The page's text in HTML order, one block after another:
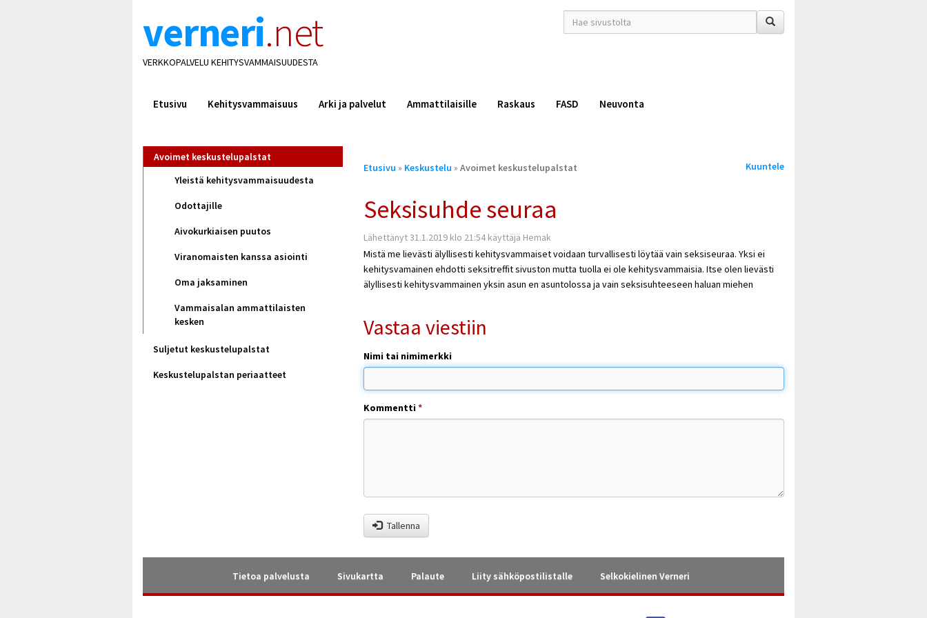
verneri.net
VERKKOPALVELU KEHITYSVAMMAISUUDESTA
hakusana(t)
*
Etusivu Kehitysvammaisuus Arki ja palvelut Ammattilaisille Raskaus FASD Neuvonta
Avoimet keskustelupalstat
Yleistä kehitysvammaisuudesta
Odottajille
Aivokurkiaisen puutos
Viranomaisten kanssa asiointi
Oma jaksaminen
Vammaisalan ammattilaisten
kesken
Suljetut keskustelupalstat
Keskustelupalstan periaatteet
Olet
Etusivu » Keskustelu » Avoimet keskustelupalstat Kuuntele
Seksisuhde seuraa
Lähettänyt 31.1.2019 klo 21:54 käyttäjä Hemak
Mistä me lievästi älyllisesti kehitysvammaiset voidaan turvallisesti löytää vain seksiseuraa. Yksi ei
kehitysvamainen ehdotti seksitreffit sivuston mutta tuolla ei ole kehitysvammaisia. Itse olen lievästi
älyllisesti kehitysvammainen yksin asun en asuntolossa ja vain seksisuhteeseen haluan miehen
Vastaa viestiin
Nimi tai nimimerkki
Kommentti*
Tallenna
Tietoa palvelusta Sivukartta Palaute Liity sähköpostilistalle Selkokielinen Verneri